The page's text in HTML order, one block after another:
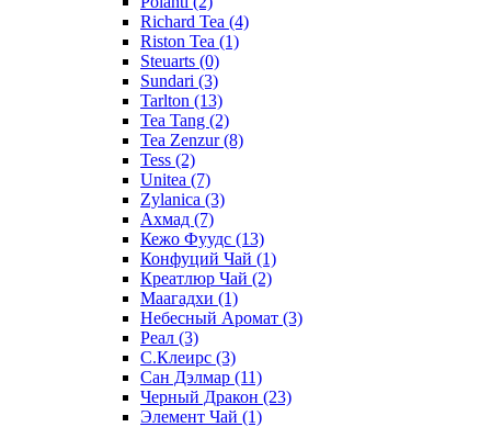
Richard Tea (4)
Riston Tea (1)
Steuarts (0)
Sundari (3)
Tarlton (13)
Tea Tang (2)
Tea Zenzur(8)
Tess (2)
Unitea (7)
Zylanica (3)
Ахмад (7)
Кежо Фуудс (13)
Конфуций Чай (1)
Креатлюр Чай (2)
Маагадхи (1)
Небесный Аромат (3)
Реал (3)
С.Клеирс (3)
Сан Дэлмар (11)
Черный Дракон (23)
Элемент Чай (1)